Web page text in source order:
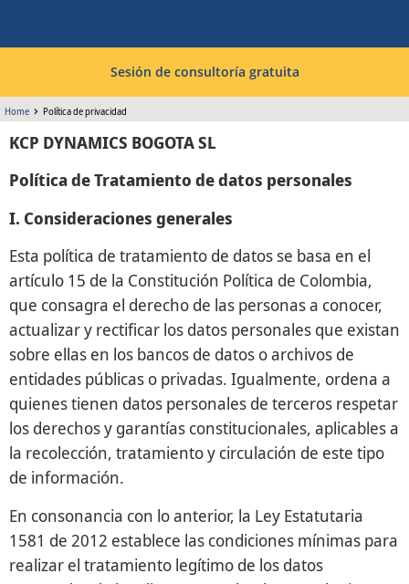
Sesión de consultoría gratuita
Home Política de privacidad
KCP DYNAMICS BOGOTA SL
Política de Tratamiento de datos personales
I. Consideraciones generales
Esta política de tratamiento de datos se basa en el
artículo 15 de la Constitución Política de Colombia,
que consagra el derecho de las personas a conocer,
actualizar y rectificar los datos personales que existan
sobre ellas en los bancos de datos o archivos de
entidades públicas o privadas. Igualmente, ordena a
quienes tienen datos personales de terceros respetar
los derechos y garantías constitucionales, aplicables a
la recolección, tratamiento y circulación de este tipo
de información.
En consonancia con lo anterior, la Ley Estatutaria
1581 de 2012 establece las condiciones mínimas para
realizar el tratamiento legítimo de los datos